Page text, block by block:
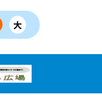
大